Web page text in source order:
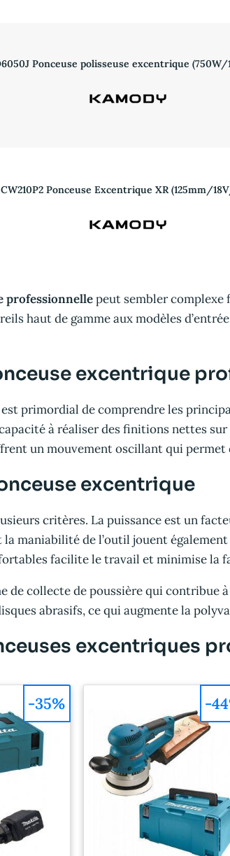
Ponceuse polisseuse excentrique (750W/
Ponceuse Excentrique XR (125mm/
professionnellepeut sembler complexe
haut de gamme aux modèles
excentrique
primordial de comprendre les
à réaliser des finitions nettes
un mouvement oscillant qui
excentrique
critères. La puissance est un
maniabilité de l’outil jouent
facilite le travail et minimise la
de collecte de poussière qui
abrasifs, ce qui augmente la
excentriques
-35% -